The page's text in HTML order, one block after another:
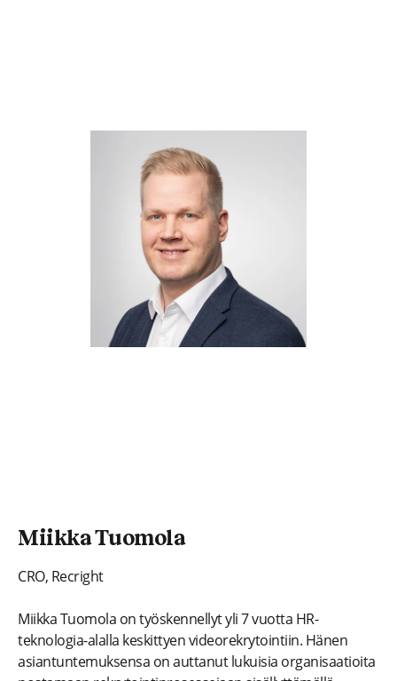
Miikka Tuomola
CRO, Recright
Miikka Tuomola on työskennellyt yli 7 vuotta HR-
teknologia-alalla keskittyen videorekrytointiin. Hänen
asiantuntemuksensa on auttanut lukuisia organisaatioita